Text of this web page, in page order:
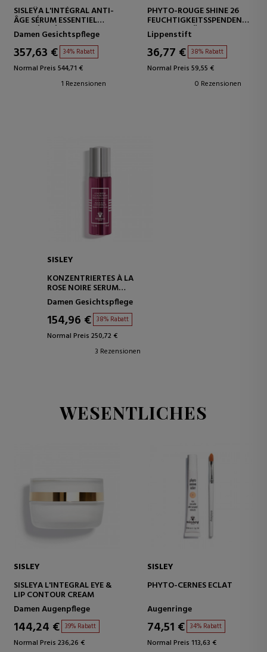
SISLEŸA L'INTÉGRAL ANTI-
ÂGE SÉRUM ESSENTIEL
LONGÉVITÉ
ANTI-AGING-SERUM
Damen Gesichtspflege
357,63 € 34% Rabatt
Normal Preis 544,71 €
1 Rezensionen
PHYTO-ROUGE SHINE 26
FEUCHTIGKEITSSPENDENDER
UND NACHFÜLLBARER
LIPPENSTIFT MIT GLANZ.
Lippenstift
36,77 € 38% Rabatt
Normal Preis 59,55 €
0 Rezensionen
SISLEY
KONZENTRIERTES À LA
ROSE NOIRE SERUM
INTENSIVBEHANDLUNGSSERUM
Damen Gesichtspflege
154,96 € 38% Rabatt
Normal Preis 250,72 €
3 Rezensionen
WESENTLICHES
SISLEY
SISLEYA L'INTEGRAL EYE &
LIP CONTOUR CREAM
Damen Augenpflege
144,24 € 39% Rabatt
Normal Preis 236,26 €
SISLEY
PHYTO-CERNES ECLAT
Augenringe
74,51 € 34% Rabatt
Normal Preis 113,63 €